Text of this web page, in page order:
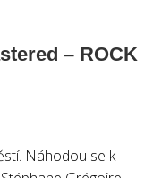
– ROCK
Náhodou se k